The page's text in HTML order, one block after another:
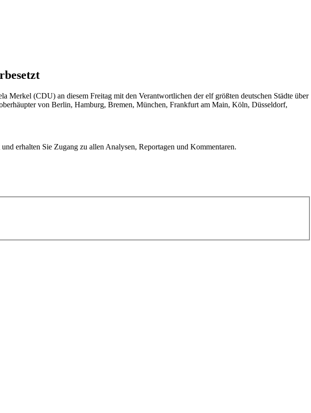
Merkel (CDU) an diesem Freitag mit den Verantwortlichen der elf größten deutschen Städte über
von Berlin, Hamburg, Bremen, München, Frankfurt am Main, Köln, Düsseldorf,
erhalten Sie Zugang zu allen Analysen, Reportagen und Kommentaren.